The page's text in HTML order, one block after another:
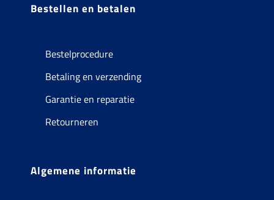
Bestellen en betalen
Bestelprocedure
Betaling en verzending
Garantie en reparatie
Retourneren
Algemene informatie